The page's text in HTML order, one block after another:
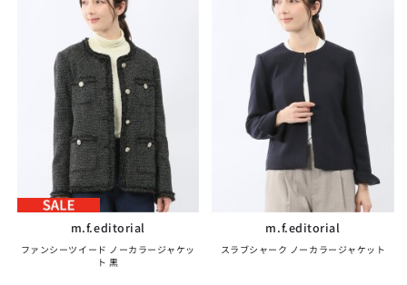
m.f.editorial
ファンシーツイード ノーカラージャケッ
ト 黒
m.f.editorial
スラブシャーク ノーカラージャケット